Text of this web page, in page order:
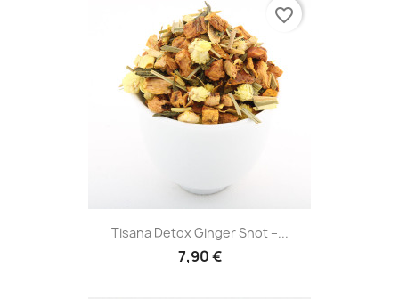
Tisana Detox Ginger Shot –...
7,90 €
favorite_border